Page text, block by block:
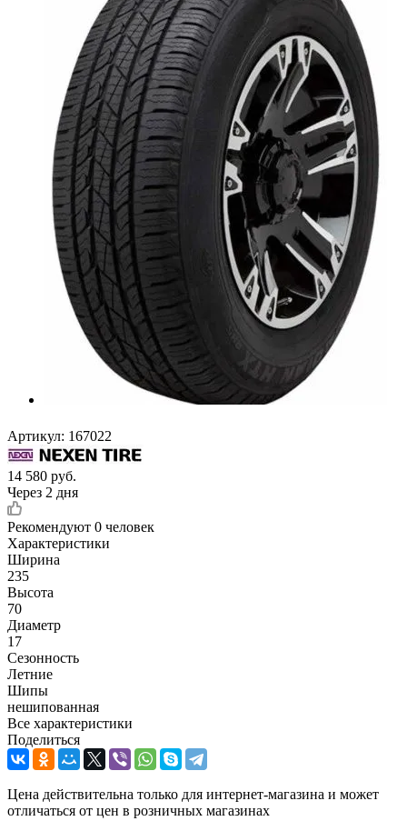
Артикул: 167022
14 580 руб.
Через 2 дня
Рекомендуют 0 человек
Характеристики
Ширина
235
Высота
70
Диаметр
17
Сезонность
Летние
Шипы
нешипованная
Все характеристики
Поделиться
Цена действительна только для интернет-магазина и может
отличаться от цен в розничных магазинах